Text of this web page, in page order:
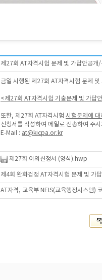
제27회 AT자격시험 문제 및 가답안공개
금일 시행된 제27회 AT자격시험 문제
<제27회 AT자격시험 기출문제 및 가답
또한, 제27회 AT자격시험 시험문제에
신청서를 작성하여 메일로 전송하여 주
E-Mail : at@kicpa.or.kr
제27회 이의신청서 (양식).hwp
제4회 완화검정 AT자격시험 문제 및 가
AT자격, 교육부 NEIS(교육행정시스템)